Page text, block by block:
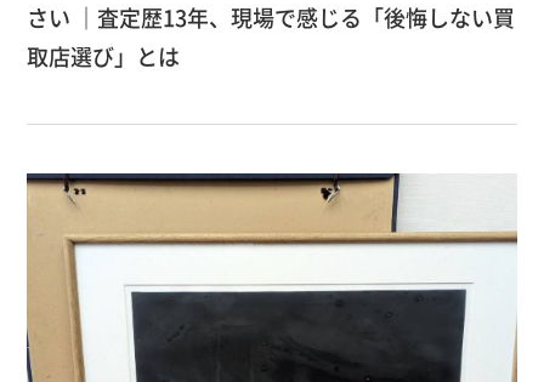
さい ｜査定歴13年、現場で感じる「後悔しない買
取店選び」とは